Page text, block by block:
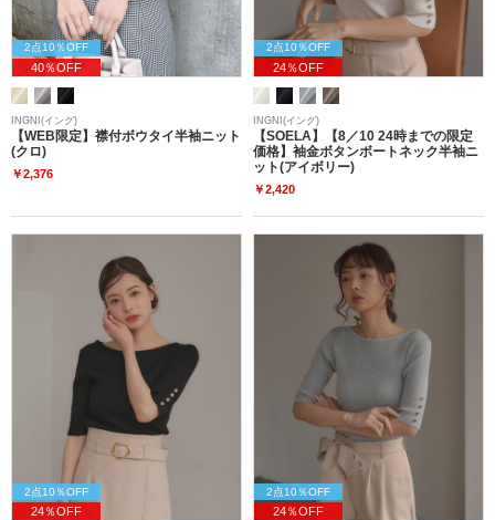
2点10％OFF
40％OFF
INGNI(イング)
【WEB限定】襟付ボウタイ半袖ニット
(クロ)
￥2,376
2点10％OFF
24％OFF
INGNI(イング)
【SOELA】【8／10 24時までの限定
価格】袖金ボタンボートネック半袖ニ
ット(アイボリー)
￥2,420
2点10％OFF
24％OFF
2点10％OFF
24％OFF